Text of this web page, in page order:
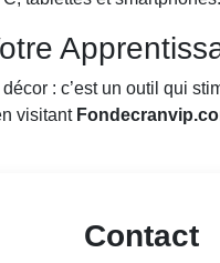
décor : c’est un outil qui
visitant
Contact